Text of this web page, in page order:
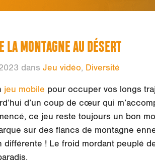
LA MONTAGNE AU DÉSERT
dans Jeu vidéo, Diversité
jeu mobile pour occuper vos longs
d’un coup de cœur qui
ce jeu reste toujours un bon
sur des flancs de montagne
! Le froid mordant peuplé